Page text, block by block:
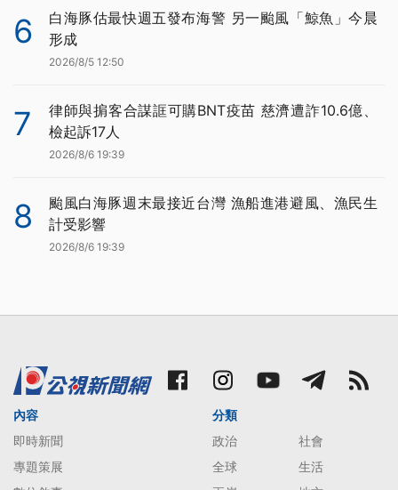
6
白海豚估最快週五發布海警 另一颱風「鯨魚」今晨
形成
2026/8/5 12:50
7
律師與掮客合謀誆可購BNT疫苗 慈濟遭詐10.6億、
檢起訴17人
2026/8/6 19:39
8
颱風白海豚週末最接近台灣 漁船進港避風、漁民生
計受影響
2026/8/6 19:39
內容
即時新聞
專題策展
分類
政治
社會
全球
生活